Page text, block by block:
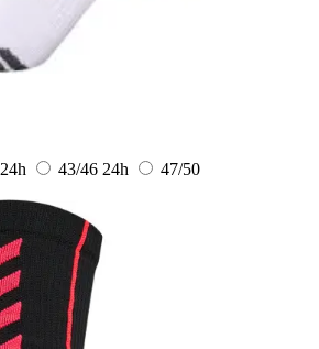
24h 43/46 24h
47/50